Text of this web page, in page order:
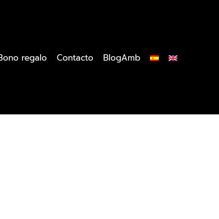
regalo Contacto BlogAmb